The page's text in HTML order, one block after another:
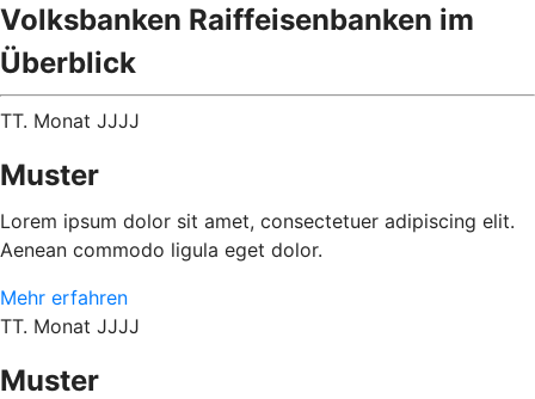
Volksbanken Raiffeisenbanken im
Überblick
TT. Monat JJJJ
Muster
Lorem ipsum dolor sit amet, consectetuer adipiscing elit.
Aenean commodo ligula eget dolor.
Mehr erfahren
TT. Monat JJJJ
Muster